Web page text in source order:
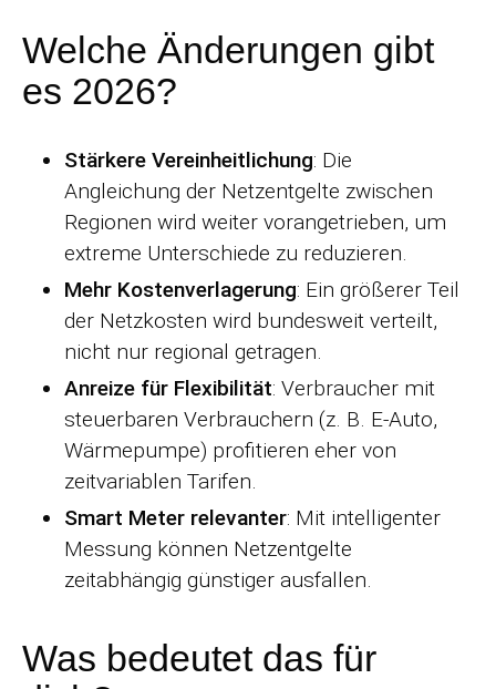
Welche Änderungen gibt
es 2026?
Stärkere Vereinheitlichung: Die
Angleichung der Netzentgelte zwischen
Regionen wird weiter vorangetrieben, um
extreme Unterschiede zu reduzieren.
Mehr Kostenverlagerung: Ein größerer Teil
der Netzkosten wird bundesweit verteilt,
nicht nur regional getragen.
Anreize für Flexibilität: Verbraucher mit
steuerbaren Verbrauchern (z. B. E-Auto,
Wärmepumpe) profitieren eher von
zeitvariablen Tarifen.
Smart Meter relevanter: Mit intelligenter
Messung können Netzentgelte
zeitabhängig günstiger ausfallen.
Was bedeutet das für